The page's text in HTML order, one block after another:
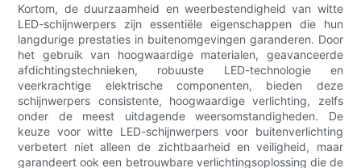
Kortom, de duurzaamheid en weerbestendigheid van witte
LED-schijnwerpers zijn essentiële eigenschappen die hun
langdurige prestaties in buitenomgevingen garanderen. Door
het gebruik van hoogwaardige materialen, geavanceerde
afdichtingstechnieken, robuuste LED-technologie en
veerkrachtige elektrische componenten, bieden deze
schijnwerpers consistente, hoogwaardige verlichting, zelfs
onder de meest uitdagende weersomstandigheden. De
keuze voor witte LED-schijnwerpers voor buitenverlichting
verbetert niet alleen de zichtbaarheid en veiligheid, maar
garandeert ook een betrouwbare verlichtingsoplossing die de